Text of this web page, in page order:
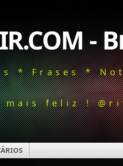
-
* Frases *
mais feliz !